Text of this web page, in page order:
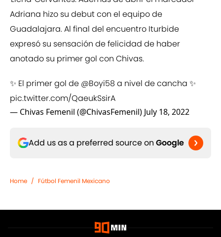
Adriana hizo su debut con el equipo de
Guadalajara. Al final del encuentro Iturbide
expresó su sensación de felicidad de haber
anotado su primer gol con Chivas.
✨ El primer gol de @Boyi58 a nivel de cancha ✨
pic.twitter.com/QaeukSsirA
— Chivas Femenil (@ChivasFemenil) July 18, 2022
Add us as a preferred source on Google
Home / Fútbol Femenil Mexicano